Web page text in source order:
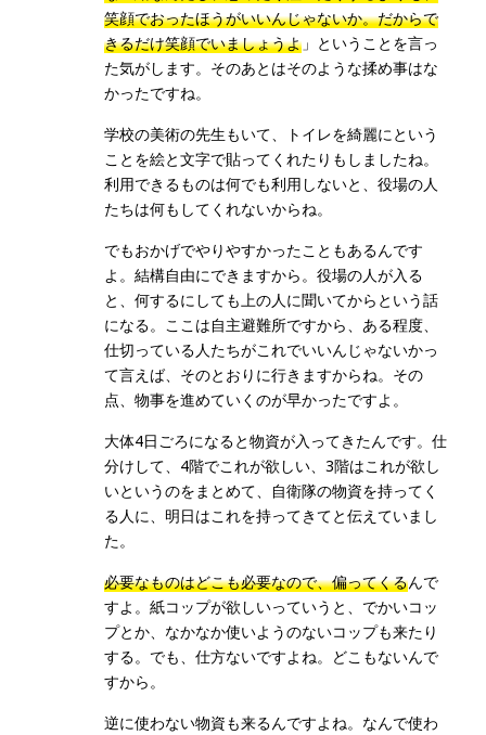
笑顔でおったほうがいいんじゃないか。だからで
きるだけ笑顔でいましょうよ 」ということを言っ
た気がします。そのあとはそのような揉め事はな
かったですね。
学校の美術の先生もいて、トイレを綺麗にという
ことを絵と文字で貼ってくれたりもしましたね。
利用できるものは何でも利用しないと、役場の人
たちは何もしてくれないからね。
でもおかげでやりやすかったこともあるんです
よ。結構自由にできますから。役場の人が入る
と、何するにしても上の人に聞いてからという話
になる。ここは自主避難所ですから、ある程度、
仕切っている人たちがこれでいいんじゃないかっ
て言えば、そのとおりに行きますからね。その
点、物事を進めていくのが早かったですよ。
大体4日ごろになると物資が入ってきたんです。仕
分けして、4階でこれが欲しい、3階はこれが欲し
いというのをまとめて、自衛隊の物資を持ってく
る人に、明日はこれを持ってきてと伝えていまし
た。
必要なものはどこも必要なので、偏ってくるんで
すよ。紙コップが欲しいっていうと、でかいコッ
プとか、なかなか使いようのないコップも来たり
する。でも、仕方ないですよね。どこもないんで
すから。
逆に使わない物資も来るんですよね。なんで使わ